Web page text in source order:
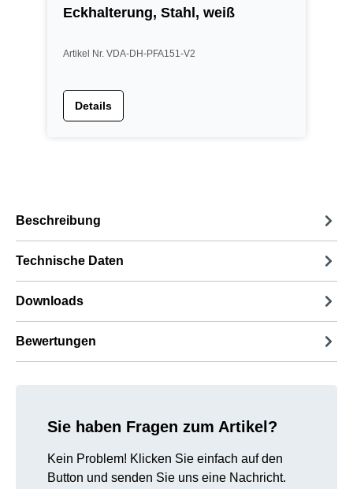
Eckhalterung, Stahl, weiß
Artikel Nr. VDA-DH-PFA151-V2
Details
Beschreibung
Technische Daten
Downloads
Bewertungen
Sie haben Fragen zum Artikel?
Kein Problem! Klicken Sie einfach auf den
Button und senden Sie uns eine Nachricht.